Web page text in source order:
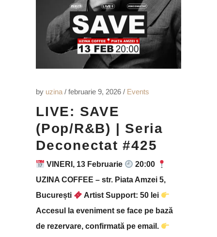
by uzina februarie 9, 2026 Events
LIVE: SAVE
(Pop/R&B) | Seria
Deconectat #425
VINERI, 13 Februarie
20:00
UZINA COFFEE – str. Piata Amzei 5,
București
Artist Support: 50 lei
Accesul la eveniment se face pe bază
de rezervare, confirmată pe email.